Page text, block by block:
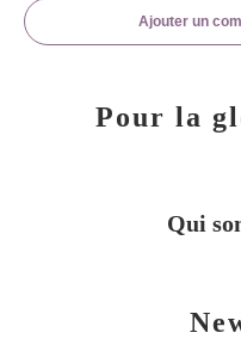
Ajouter un
Pour la
Qui